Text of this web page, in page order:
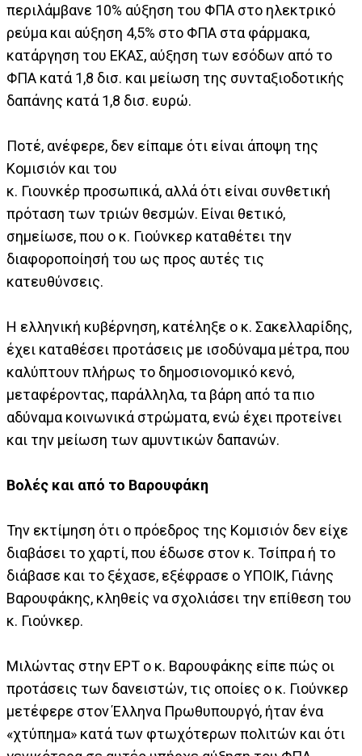
περιλάμβανε 10% αύξηση του ΦΠΑ στο ηλεκτρικό
ρεύμα και αύξηση 4,5% στο ΦΠΑ στα φάρμακα,
κατάργηση του ΕΚΑΣ, αύξηση των εσόδων από το
ΦΠΑ κατά 1,8 δισ. και μείωση της συνταξιοδοτικής
δαπάνης κατά 1,8 δισ. ευρώ.
Ποτέ, ανέφερε, δεν είπαμε ότι είναι άποψη της
Κομισιόν και του
κ. Γιουνκέρ προσωπικά, αλλά ότι είναι συνθετική
πρόταση των τριών θεσμών. Είναι θετικό,
σημείωσε, που ο κ. Γιούνκερ καταθέτει την
διαφοροποίησή του ως προς αυτές τις
κατευθύνσεις.
Η ελληνική κυβέρνηση, κατέληξε ο κ. Σακελλαρίδης,
έχει καταθέσει προτάσεις με ισοδύναμα μέτρα, που
καλύπτουν πλήρως το δημοσιονομικό κενό,
μεταφέροντας, παράλληλα, τα βάρη από τα πιο
αδύναμα κοινωνικά στρώματα, ενώ έχει προτείνει
και την μείωση των αμυντικών δαπανών.
Βολές και από το Βαρουφάκη
Την εκτίμηση ότι ο πρόεδρος της Κομισιόν δεν είχε
διαβάσει το χαρτί, που έδωσε στον κ. Τσίπρα ή το
διάβασε και το ξέχασε, εξέφρασε ο ΥΠΟΙΚ, Γιάνης
Βαρουφάκης, κληθείς να σχολιάσει την επίθεση του
κ. Γιούνκερ.
Μιλώντας στην ΕΡΤ ο κ. Βαρουφάκης είπε πώς οι
προτάσεις των δανειστών, τις οποίες ο κ. Γιούνκερ
μετέφερε στον Έλληνα Πρωθυπουργό, ήταν ένα
«χτύπημα» κατά των φτωχότερων πολιτών και ότι